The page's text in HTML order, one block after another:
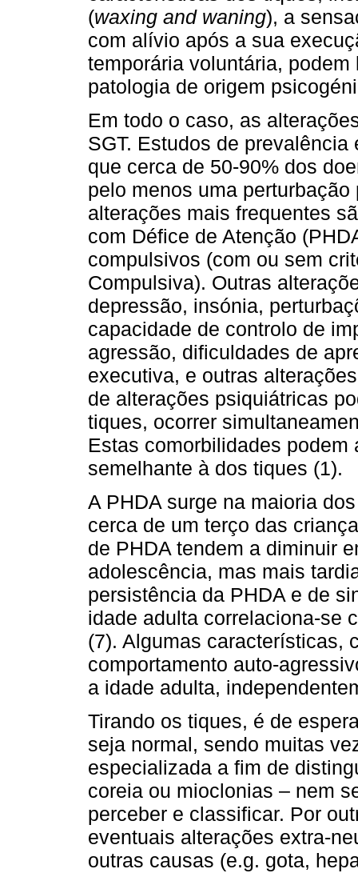
(waxing and waning), a
com alívio após a sua
temporária voluntária,
patologia de origem
Em todo o caso, as
SGT. Estudos de
que cerca de 50-90% dos
pelo menos uma
alterações mais frequentes
com Défice de Atenção
compulsivos (com ou sem
Compulsiva). Outras
depressão, insónia,
capacidade de controlo de
agressão, dificuldades de
executiva, e outras
de alterações psiquiátricas
tiques, ocorrer
Estas comorbilidades
semelhante à dos tiques (1).
A PHDA surge na maioria
cerca de um terço das
de PHDA tendem a diminuir
adolescência, mas mais
persistência da PHDA e de
idade adulta correlaciona-se
(7). Algumas características,
comportamento auto-
a idade adulta,
Tirando os tiques, é de
seja normal, sendo muitas
especializada a fim de
coreia ou mioclonias – nem
perceber e classificar. Por
eventuais alterações extra-
outras causas (e.g. gota,